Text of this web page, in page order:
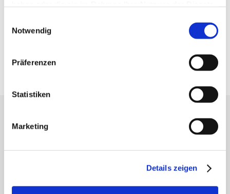
Impressum
Notwendig
Präferenzen
Statistiken
Marketing
Details zeigen
Fahrplanauskunft des VVS
Deutsche Bahn AG
Google Maps Route
Lassen Sie sich inspirieren!
Highlights und aktuellen Angeboten in
Stuttgart und Region immer up-to-date.